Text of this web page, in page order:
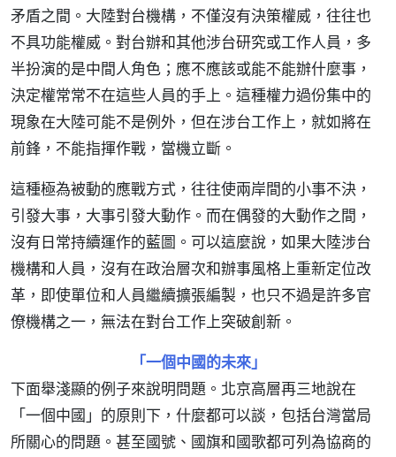
矛盾之間。大陸對台機構，不僅沒有決策權威，往往也
不具功能權威。對台辦和其他涉台研究或工作人員，多
半扮演的是中間人角色；應不應該或能不能辦什麼事，
決定權常常不在這些人員的手上。這種權力過份集中的
現象在大陸可能不是例外，但在涉台工作上，就如將在
前鋒，不能指揮作戰，當機立斷。
這種極為被動的應戰方式，往往使兩岸間的小事不決，
引發大事，大事引發大動作。而在偶發的大動作之間，
沒有日常持續運作的藍圖。可以這麼說，如果大陸涉台
機構和人員，沒有在政治層次和辦事風格上重新定位改
革，即使單位和人員繼續擴張編製，也只不過是許多官
僚機構之一，無法在對台工作上突破創新。
「一個中國的未來」
下面舉淺顯的例子來說明問題。北京高層再三地說在
「一個中國」的原則下，什麼都可以談，包括台灣當局
所關心的問題。甚至國號、國旗和國歌都可列為協商的